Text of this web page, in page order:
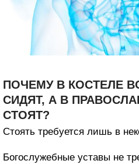
ПОЧЕМУ В КОСТЕЛЕ
СИДЯТ, А В
СТОЯТ?
Стоять требуется лишь в
Богослужебные уставы не